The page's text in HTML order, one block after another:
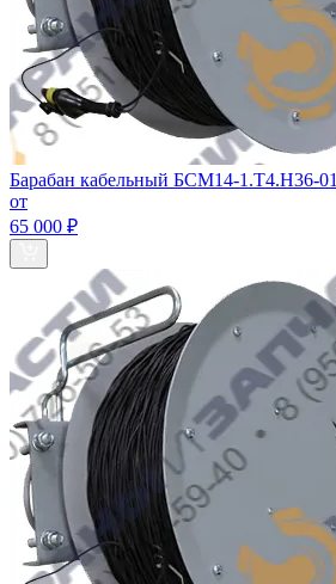
Барабан кабельный БСМ14-1.Т4.Н36-01
от
65 000 ₽